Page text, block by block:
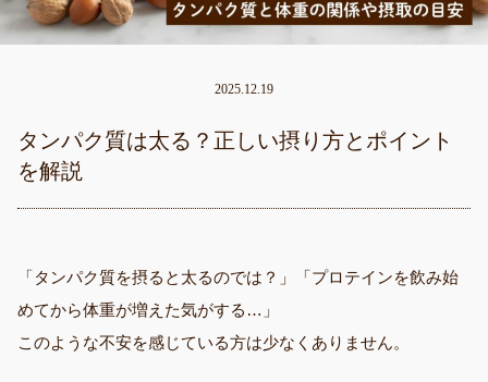
2025.12.19
タンパク質は太る？正しい摂り方とポイント
を解説
「タンパク質を摂ると太るのでは？」「プロテインを飲み始
めてから体重が増えた気がする…」
このような不安を感じている方は少なくありません。